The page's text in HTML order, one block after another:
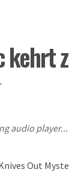
kehrt
audio player...
Out